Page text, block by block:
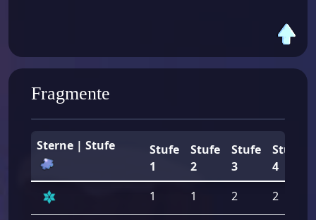
Fragmente
Sterne | Stufe
Stufe
1
Stufe
2
Stufe
3
Stufe
4
1
1 2 2